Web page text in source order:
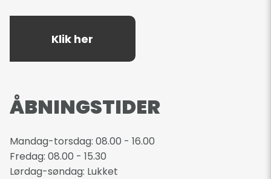
Klik her
ÅBNINGSTIDER
Mandag-torsdag: 08.00 - 16.00
Fredag: 08.00 - 15.30
Lørdag-søndag: Lukket